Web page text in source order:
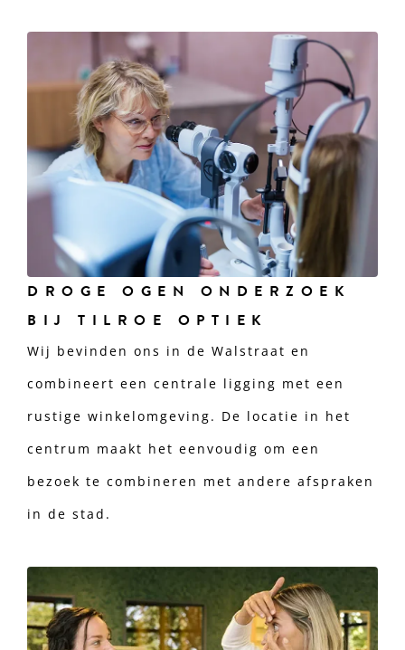
DROGE OGEN ONDERZOEK
BIJ TILROE OPTIEK
Wij bevinden ons in de Walstraat en
combineert een centrale ligging met een
rustige winkelomgeving. De locatie in het
centrum maakt het eenvoudig om een
bezoek te combineren met andere afspraken
in de stad.